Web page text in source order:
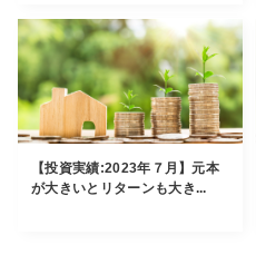
【投資実績:2023年７月】元本
が大きいとリターンも大き...